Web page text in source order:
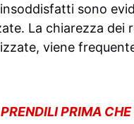
sono
La chiarezza dei
viene
PRIMA